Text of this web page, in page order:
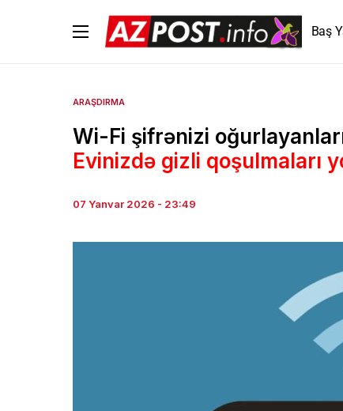
Baş
ARAŞDIRMA
Wi-Fi şifrənizi
Evinizdə gizli qoşulmaları
07 Yanvar 2026 - 23:49